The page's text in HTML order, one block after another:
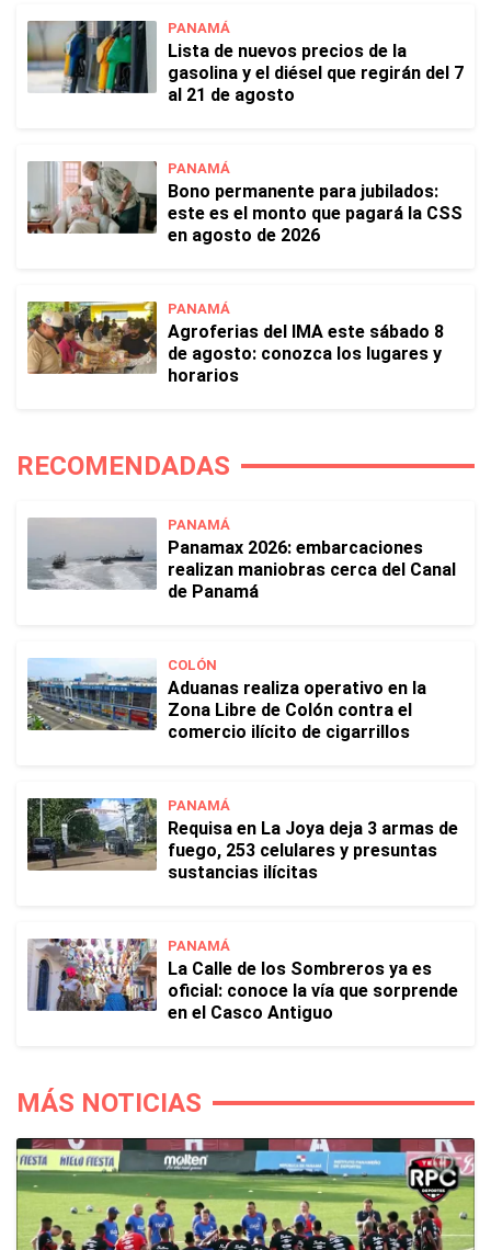
PANAMÁ
Lista de nuevos precios de la
gasolina y el diésel que regirán del 7
al 21 de agosto
PANAMÁ
Bono permanente para jubilados:
este es el monto que pagará la CSS
en agosto de 2026
PANAMÁ
Agroferias del IMA este sábado 8
de agosto: conozca los lugares y
horarios
RECOMENDADAS
PANAMÁ
Panamax 2026: embarcaciones
realizan maniobras cerca del Canal
de Panamá
COLÓN
Aduanas realiza operativo en la
Zona Libre de Colón contra el
comercio ilícito de cigarrillos
PANAMÁ
Requisa en La Joya deja 3 armas de
fuego, 253 celulares y presuntas
sustancias ilícitas
PANAMÁ
La Calle de los Sombreros ya es
oficial: conoce la vía que sorprende
en el Casco Antiguo
MÁS NOTICIAS